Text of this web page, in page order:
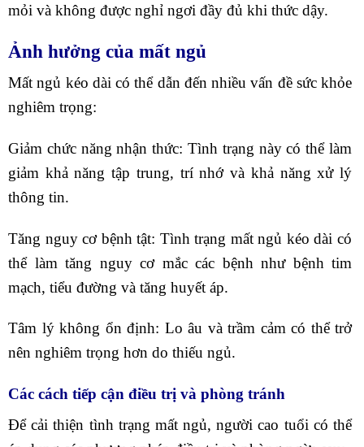
mỏi và không được nghỉ ngơi đầy đủ khi thức dậy.
Ảnh hưởng của mất ngủ
Mất ngủ kéo dài có thể dẫn đến nhiều vấn đề sức khỏe
nghiêm trọng:
Giảm chức năng nhận thức: Tình trạng này có thể làm
giảm khả năng tập trung, trí nhớ và khả năng xử lý
thông tin.
Tăng nguy cơ bệnh tật: Tình trạng mất ngủ kéo dài có
thể làm tăng nguy cơ mắc các bệnh như bệnh tim
mạch, tiểu đường và tăng huyết áp.
Tâm lý không ổn định: Lo âu và trầm cảm có thể trở
nên nghiêm trọng hơn do thiếu ngủ.
Các cách tiếp cận điều trị và phòng tránh
Để cải thiện tình trạng mất ngủ, người cao tuổi có thể